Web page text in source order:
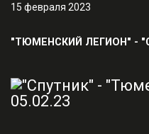
15 февраля 2023
"ТЮМЕНСКИЙ ЛЕГИОН" -